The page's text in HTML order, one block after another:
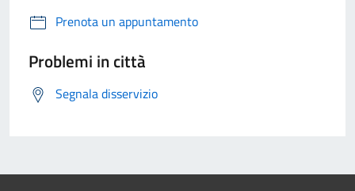
Prenota un appuntamento
Problemi in città
Segnala disservizio